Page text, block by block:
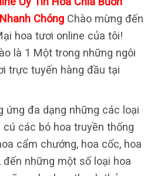
Chóng Chào mừng đến
hoa tươi online của tôi!
là 1 Một trong những ngôi
trực tuyến hàng đầu tại
ứng đa dạng những các loại
cú các bó hoa truyền thống
cẩm chướng, hoa cốc, hoa
đến những một số loại hoa